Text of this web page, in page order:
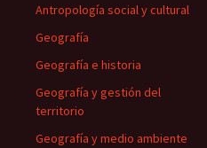
Antropología social y cultural
Geografía
Geografía e historia
Geografía y gestión del
territorio
Geografía y medio ambiente